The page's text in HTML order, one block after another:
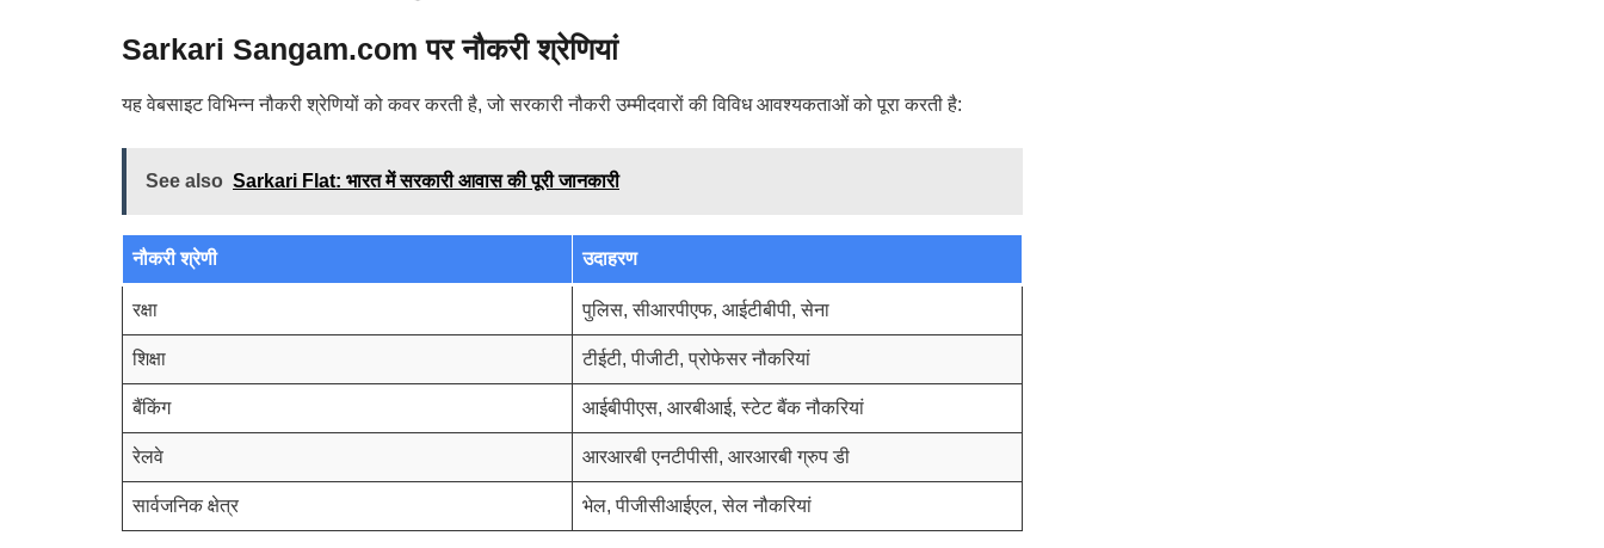
Sarkari Sangam.com पर नौकरी श्रेणियां
यह वेबसाइट विभिन्न नौकरी श्रेणियों को कवर करती है, जो सरकारी नौकरी उम्मीदवारों की विविध आवश्यकताओं को पूरा करती है:
See also Sarkari Flat: भारत में सरकारी आवास की पूरी जानकारी
नौकरी श्रेणी उदाहरण
रक्षा पुलिस, सीआरपीएफ, आईटीबीपी, सेना
शिक्षा टीईटी, पीजीटी, प्रोफेसर नौकरियां
बैंकिंग आईबीपीएस, आरबीआई, स्टेट बैंक नौकरियां
रेलवे आरआरबी एनटीपीसी, आरआरबी ग्रुप डी
सार्वजनिक क्षेत्र भेल, पीजीसीआईएल, सेल नौकरियां